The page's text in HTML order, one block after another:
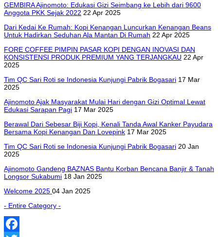
GEMBIRA Ajinomoto: Edukasi Gizi Seimbang ke Lebih dari 9600
Anggota PKK Sejak 2022 22 Apr 2025
Dari Kedai Ke Rumah: Kopi Kenangan Luncurkan Kenangan Beans
Untuk Hadirkan Seduhan Ala Mantan Di Rumah 22 Apr 2025
FORE COFFEE PIMPIN PASAR KOPI DENGAN INOVASI DAN
KONSISTENSI PRODUK PREMIUM YANG TERJANGKAU 22 Apr
2025
Tim QC Sari Roti se Indonesia Kunjungi Pabrik Bogasari 17 Mar
2025
Ajinomoto Ajak Masyarakat Mulai Hari dengan Gizi Optimal Lewat
Edukasi Sarapan Pagi 17 Mar 2025
Berawal Dari Sebesar Biji Kopi, Kenali Tanda Awal Kanker Payudara
Bersama Kopi Kenangan Dan Lovepink 17 Mar 2025
Tim QC Sari Roti se Indonesia Kunjungi Pabrik Bogasari 20 Jan
2025
Ajinomoto Gandeng BAZNAS Bantu Korban Bencana Banjir & Tanah
Longsor Sukabumi 18 Jan 2025
Welcome 2025 04 Jan 2025
- Entire Category -